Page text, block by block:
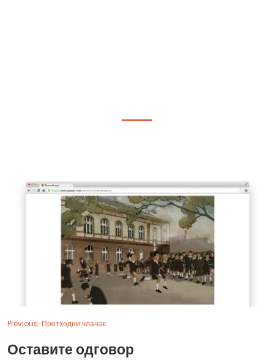
Previous: Претходни чланак
Оставите одговор